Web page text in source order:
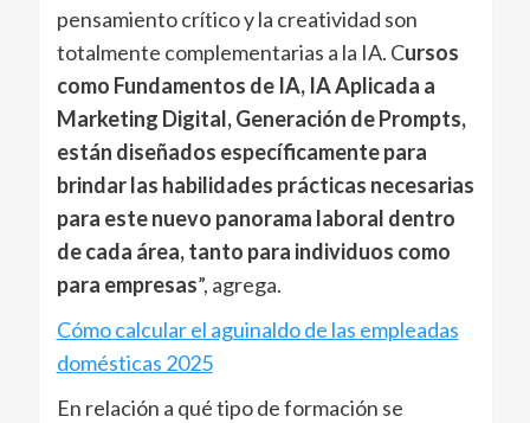
pensamiento crítico y la creatividad son
totalmente complementarias a la IA. Cursos
como Fundamentos de IA, IA Aplicada a
Marketing Digital, Generación de Prompts,
están diseñados específicamente para
brindar las habilidades prácticas necesarias
para este nuevo panorama laboral dentro
de cada área, tanto para individuos como
para empresas”, agrega.
Cómo calcular el aguinaldo de las empleadas
domésticas 2025
En relación a qué tipo de formación se